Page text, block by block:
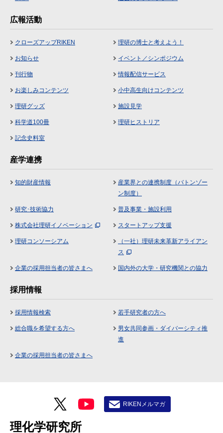
広報活動
クローズアップRIKEN 理研の博士と考えよう！
お知らせ イベント／シンポジウム
刊行物 情報配信サービス
お楽しみコンテンツ 小中高生向けコンテンツ
理研グッズ 施設見学
科学道100冊 理研ヒストリア
記念史料室
産学連携
知的財産情報
産業界との連携制度（バトンゾー
ン制度）
研究･技術協力 普及事業・施設利用
株式会社理研イノベーション スタートアップ支援
理研コンソーシアム
（一社）理研未来革新アライアン
ス
企業の採用担当者の皆さまへ 国内外の大学・研究機関との協力
採用情報
採用情報検索 若手研究者の方へ
総合職を希望する方へ
男女共同参画・ダイバーシティ推
進
企業の採用担当者の皆さまへ
理化学研究所
RIKENメルマガ